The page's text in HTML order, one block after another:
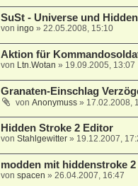
SuSt - Universe und
von ingo» 22.05.2008, 15:10
Aktion für
von Ltn.Wotan » 19.09.2005, 13:07
Granaten-Einschlag
von Anonymuss» 17.02.2008,
Hidden Stroke 2 Editor
von Stahlgewitter» 19.12.2007,
modden mit hiddenstroke
von spacen » 26.04.2007, 16:47